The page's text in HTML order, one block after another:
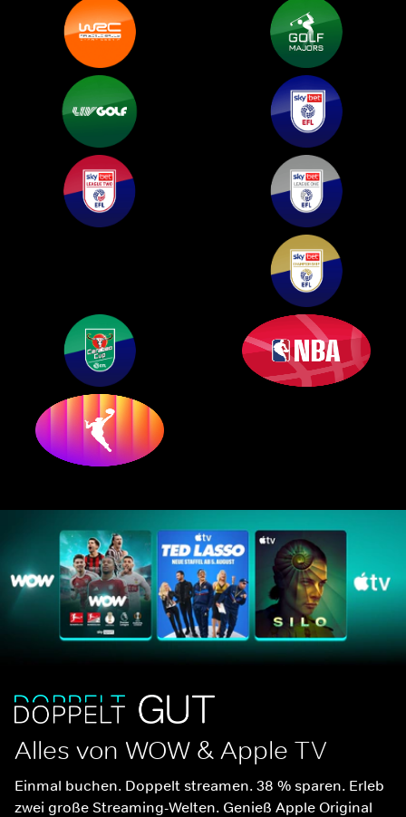
Alles von WOW & Apple TV
Einmal buchen. Doppelt streamen. 38 % sparen. Erleb
zwei große Streaming-Welten. Genieß Apple Original